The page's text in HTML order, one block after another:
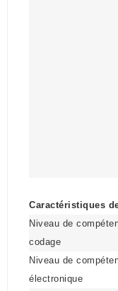
Caractéristiques
Niveau de
codage
Niveau de
électronique